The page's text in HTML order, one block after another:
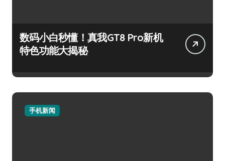
数码小白秒懂！真我GT8 Pro新机
特色功能大揭秘
手机新闻